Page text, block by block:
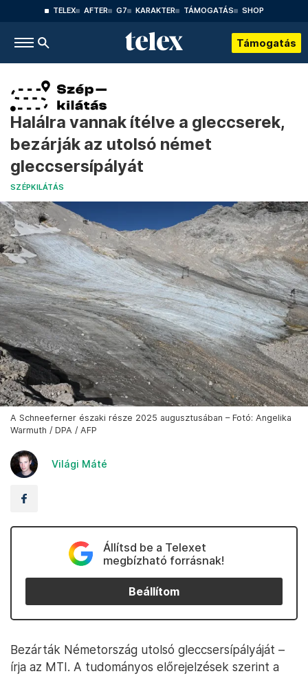
TELEX AFTER G7 KARAKTER TÁMOGATÁS SHOP
Támogatás
Halálra vannak ítélve a gleccserek,
bezárják az utolsó német
gleccsersípályát
SZÉPKILÁTÁS
A Schneeferner északi része 2025 augusztusában – Fotó: Angelika
Warmuth / DPA / AFP
Világi Máté
Állítsd be a Telexet
megbízható forrásnak!
Beállítom
Bezárták Németország utolsó gleccsersípályáját –
írja az MTI. A tudományos előrejelzések szerint a